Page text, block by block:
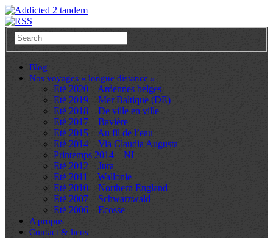
Blog
Nos voyages « longue distance »
Eté 2020 – Ardennes belges
Eté 2019 – Mer Baltique (DE)
Eté 2018 – De ville en ville
Eté 2017 – Bavière
Eté 2015 – Au fil de l’eau
Eté 2014 – Via Claudia Augusta
Printemps 2014 – NL
Eté 2012 – Jura
Eté 2011 – Wallonie
Eté 2010 – Northern England
Eté 2007 – Schwarzwald
Eté 2006 – Ecosse
A propos
Contact & liens